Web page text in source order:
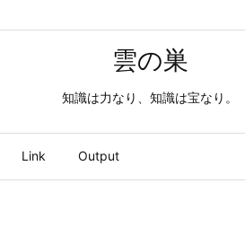
雲の巣
知識は力なり、知識は宝なり。
Link Output